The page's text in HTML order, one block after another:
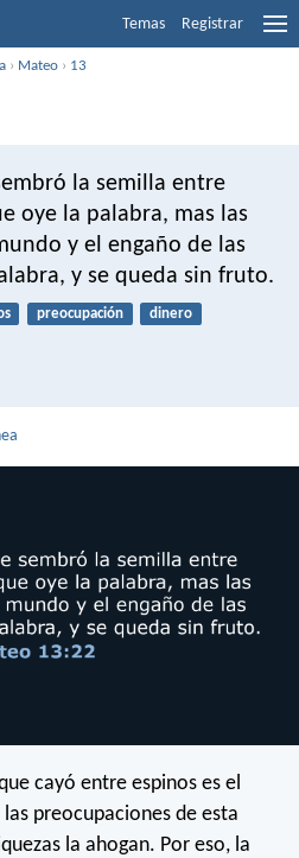
Temas Registrar
› Mateo › 13
la semilla entre
oye la palabra, mas las
y el engaño de las
y se queda sin fruto.
preocupación
dinero
cayó entre espinos es el
preocupaciones de esta
la ahogan. Por eso, la